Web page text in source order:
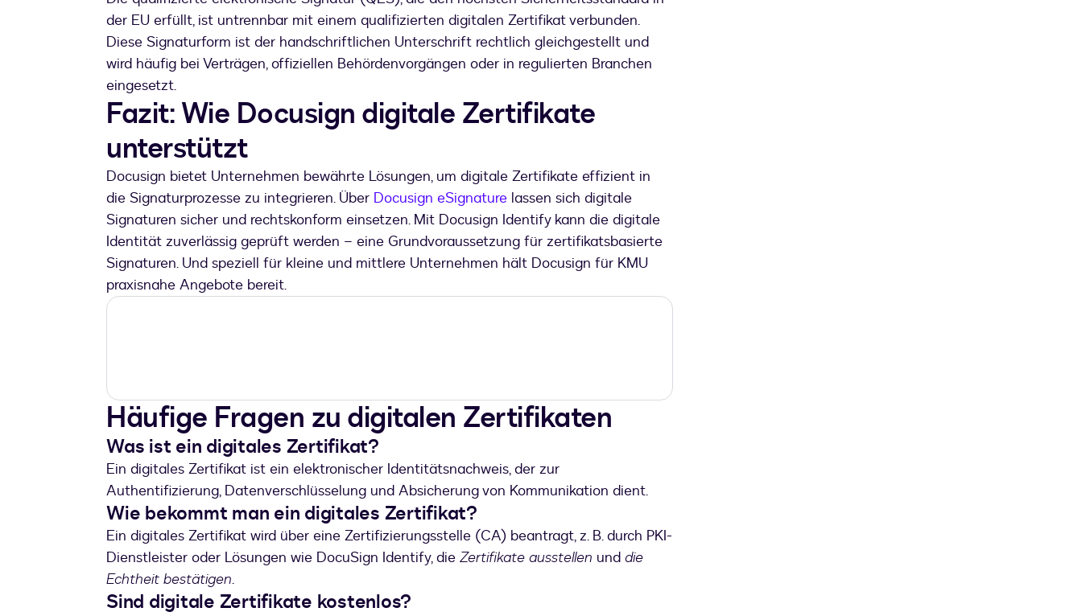
der EU erfüllt, ist untrennbar mit einem qualifizierten digitalen Zertifikat verbunden.
Diese Signaturform ist der handschriftlichen Unterschrift rechtlich gleichgestellt und
wird häufig bei Verträgen, offiziellen Behördenvorgängen oder in regulierten Branchen
eingesetzt.
Fazit: Wie Docusign digitale Zertifikate
unterstützt
Docusign bietet Unternehmen bewährte Lösungen, um digitale Zertifikate effizient in
die Signaturprozesse zu integrieren. Über Docusign eSignature lassen sich digitale
Signaturen sicher und rechtskonform einsetzen. Mit Docusign Identify kann die digitale
Identität zuverlässig geprüft werden – eine Grundvoraussetzung für zertifikatsbasierte
Signaturen. Und speziell für kleine und mittlere Unternehmen hält Docusign für KMU
praxisnahe Angebote bereit.
Häufige Fragen zu digitalen Zertifikaten
Was ist ein digitales Zertifikat?
Ein digitales Zertifikat ist ein elektronischer Identitätsnachweis, der zur
Authentifizierung, Datenverschlüsselung und Absicherung von Kommunikation dient.
Wie bekommt man ein digitales Zertifikat?
Ein digitales Zertifikat wird über eine Zertifizierungsstelle (CA) beantragt, z. B. durch PKI-
Dienstleister oder Lösungen wie DocuSign Identify, die Zertifikate ausstellen und die
Echtheit bestätigen.
Sind digitale Zertifikate kostenlos?